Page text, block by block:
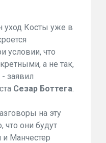
уход Косты уже в
условии, что
а не так,
- заявил
Сезар Боттега.
на эту
что они будут
Манчестер